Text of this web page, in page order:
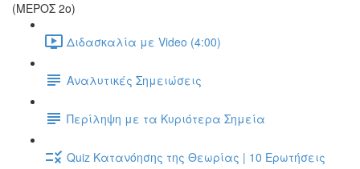
(ΜΕΡΟΣ 2ο)
Διδασκαλία με Video (4:00)
Αναλυτικές Σημειώσεις
Περίληψη με τα Κυριότερα Σημεία
Quiz Κατανόησης της Θεωρίας | 10 Ερωτήσεις